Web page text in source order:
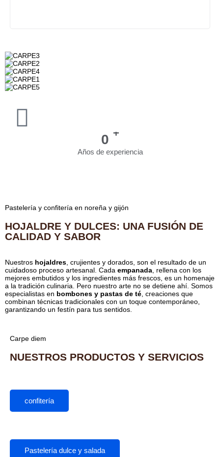
0 +
Años de experiencia
Pastelería y confitería en noreña y gijón
HOJALDRE Y DULCES: UNA FUSIÓN DE
CALIDAD Y SABOR
Nuestros hojaldres , crujientes y dorados, son el resultado de un
cuidadoso proceso artesanal. Cada empanada , rellena con los
mejores embutidos y los ingredientes más frescos, es un homenaje
a la tradición culinaria. Pero nuestro arte no se detiene ahí. Somos
especialistas en bombones y pastas de té , creaciones que
combinan técnicas tradicionales con un toque contemporáneo,
garantizando un festín para tus sentidos.
Carpe diem
NUESTROS PRODUCTOS Y SERVICIOS
confitería
Pastelería dulce y salada